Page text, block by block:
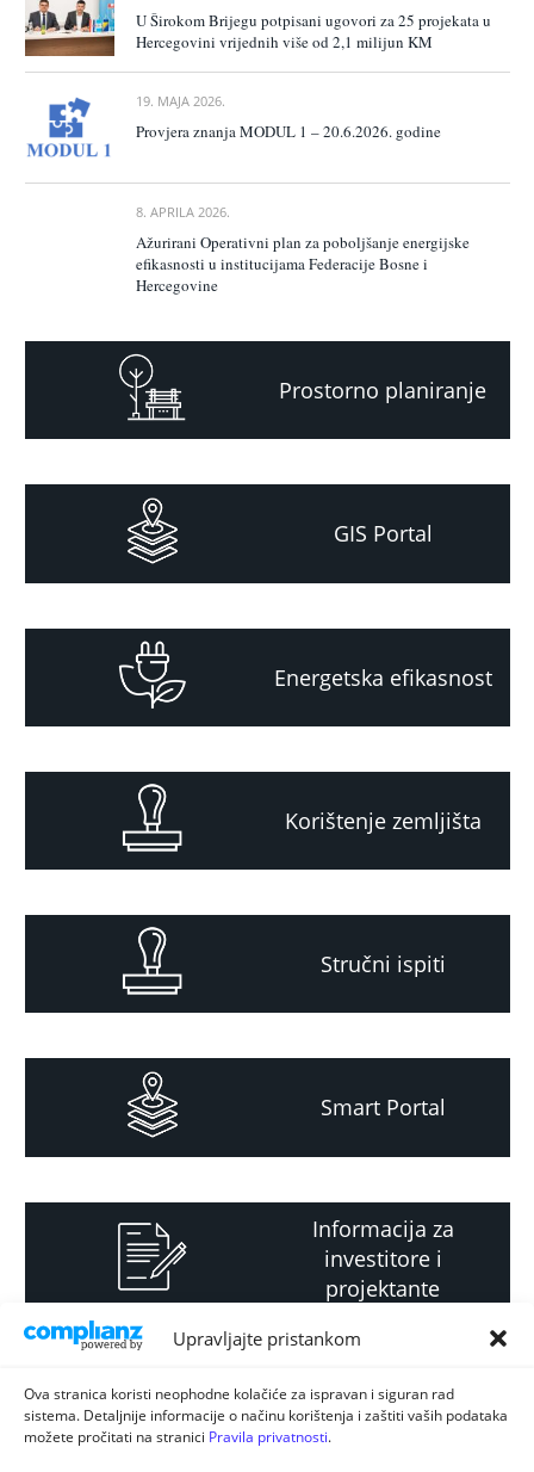
Upravljajte pristankom
Ova stranica koristi neophodne kolačiće za ispravan i siguran rad
sistema. Detaljnije informacije o načinu korištenja i zaštiti vaših podataka
možete pročitati na stranici Pravila privatnosti.
U Širokom Brijegu potpisani ugovori za 25 projekata u
Hercegovini vrijednih više od 2,1 milijun KM
19. MAJA 2026.
Provjera znanja MODUL 1 – 20.6.2026. godine
8. APRILA 2026.
Ažurirani Operativni plan za poboljšanje energijske
efikasnosti u institucijama Federacije Bosne i
Hercegovine
Prostorno planiranje
GIS Portal
Energetska efikasnost
Korištenje zemljišta
Stručni ispiti
Smart Portal
Informacija za
investitore i
projektante
Strateški i planski
dokument